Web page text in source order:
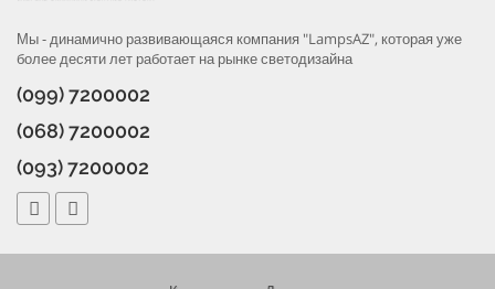
Мы - динамично развивающаяся компания "LampsAZ", которая уже
более десяти лет работает на рынке светодизайна
(099) 7200002
(068) 7200002
(093) 7200002